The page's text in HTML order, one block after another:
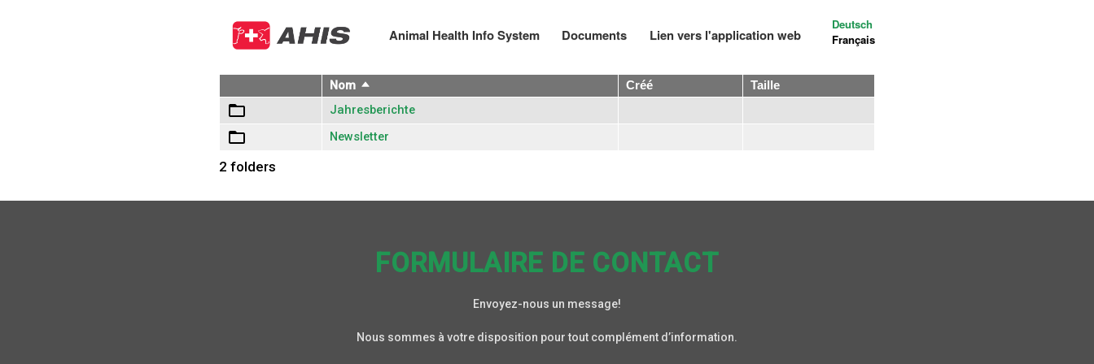
principal
Deutsch
Français
MainAnimal Health Info System Documents Lien vers l'application web
Nom Trier
par
ordre
décroissant
Créé Taille
Jahresberichte
Newsletter
2 folders
FORMULAIRE DE CONTACT
Envoyez-nous un message!
Nous sommes à votre disposition pour tout complément d’information.